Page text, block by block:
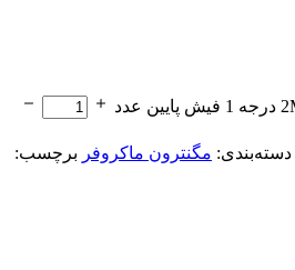
دسته‌بندی: مگنترون ماکروفر برچسب: